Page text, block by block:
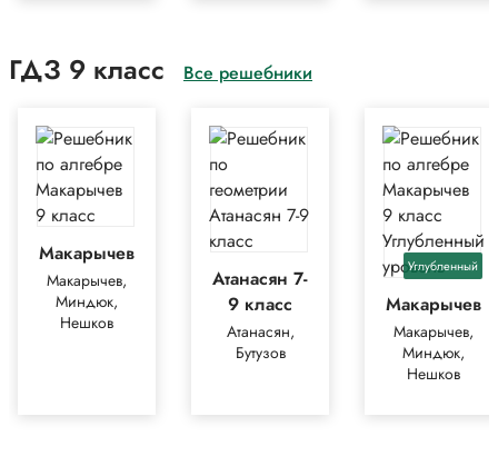
ГДЗ 9 класс Все решебники
Макарычев
Макарычев,
Миндюк,
Нешков
Атанасян 7-
9 класс
Атанасян,
Бутузов
Углубленный
Макарычев
Макарычев,
Миндюк,
Нешков